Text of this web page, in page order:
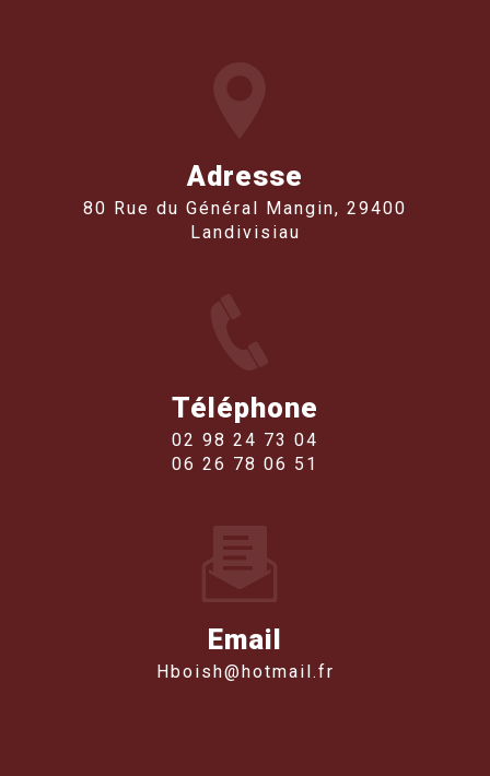
Adresse
80 Rue du Général Mangin, 29400
Landivisiau
Téléphone
02 98 24 73 04
06 26 78 06 51
Email
hboish@hotmail.fr